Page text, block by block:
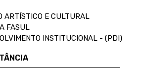
ARTÍSTICO E CULTURAL
FASUL
INSTITUCIONAL - (PDI)